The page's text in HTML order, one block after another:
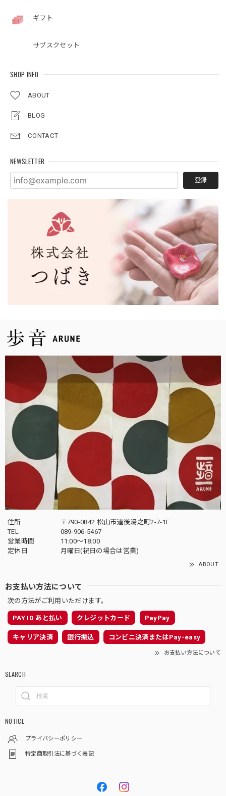
ギフト
サブスクセット
SHOP INFO
ABOUT
BLOG
CONTACT
NEWSLETTER
登録
住所
〒790-0842 松山市道後湯之町2-7-1F
TEL
089-906-5467
営業時間
11:00〜18:00
定休日
月曜日(祝日の場合は営業)
ABOUT
お支払い方法について
次の方法がご利用いただけます。
PAY ID あと払い クレジットカード PayPay
キャリア決済 銀行振込 コンビニ決済またはPay-easy
お支払い方法について
SEARCH
NOTICE
プライバシーポリシー
特定商取引法に基づく表記